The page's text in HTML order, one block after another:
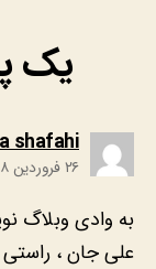
یک
shafahi
۲۶ فروردین ۱۳۸۸ در ۸:۴۰ ق٫ظ
به وادی وبلاگ
علی جان ،